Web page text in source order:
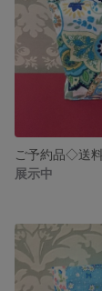
展示中